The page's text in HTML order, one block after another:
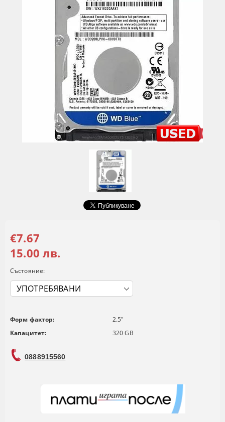
€7.67
15.00 лв.
Състояние:
Форм фактор:
2.5"
Капацитет:
320 GB
0888915560